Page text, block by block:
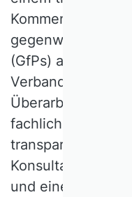
gegenwärtigen
(GfPs) anhand
fachlichen
transparent und
und einer